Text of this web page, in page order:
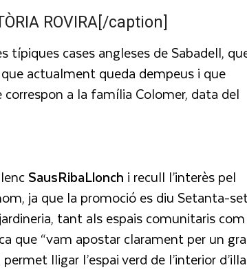
ROVIRA[/caption]
cases angleses de Sabadell,
actualment queda dempeus i que
correspon a la família Colomer, data del
SausRibaLlonch i recull l’interès pel
ja que la promoció es diu Setanta-
tant als espais comunitaris com
que “vam apostar clarament per un
lligar l’espai verd de l’interior d’illa